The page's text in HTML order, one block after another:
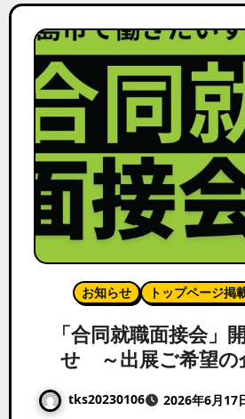
お知らせ トップページ掲
「合同就職面接会」
せ ～出展ご希望の
tks20230106 2026年6月17